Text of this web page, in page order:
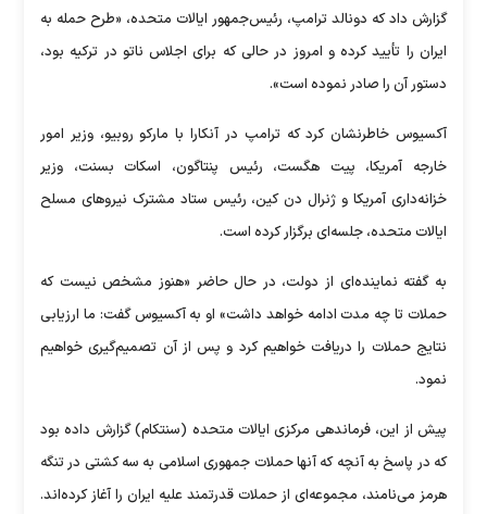
گزارش داد که دونالد ترامپ، رئیس‌جمهور ایالات متحده، «طرح حمله به
ایران را تأیید کرده و امروز در حالی که برای اجلاس ناتو در ترکیه بود،
دستور آن را صادر نموده است».
آکسیوس خاطرنشان کرد که ترامپ در آنکارا با مارکو روبیو، وزیر امور
خارجه آمریکا، پیت هگست، رئیس پنتاگون، اسکات بسنت، وزیر
خزانه‌داری آمریکا و ژنرال دن کین، رئیس ستاد مشترک نیروهای مسلح
ایالات متحده، جلسه‌ای برگزار کرده است.
به گفته نماینده‌ای از دولت، در حال حاضر «هنوز مشخص نیست که
حملات تا چه مدت ادامه خواهد داشت» او به آکسیوس گفت: ما ارزیابی
نتایج حملات را دریافت خواهیم کرد و پس از آن تصمیم‌گیری خواهیم
نمود.
پیش از این، فرماندهی مرکزی ایالات متحده (سنتکام) گزارش داده بود
که در پاسخ به آنچه که آنها حملات جمهوری اسلامی به سه کشتی در تنگه
هرمز می‌نامند، مجموعه‌ای از حملات قدرتمند علیه ایران را آغاز کرده‌اند.